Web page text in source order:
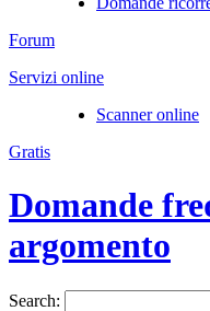
Forum
Servizi online
Scanner online
Gratis
Domande
argomento
Search: